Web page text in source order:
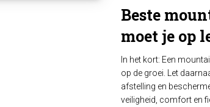
Beste
moet je op
In het kort: Een
op de groei. Let
afstelling en
veiligheid, comfort en